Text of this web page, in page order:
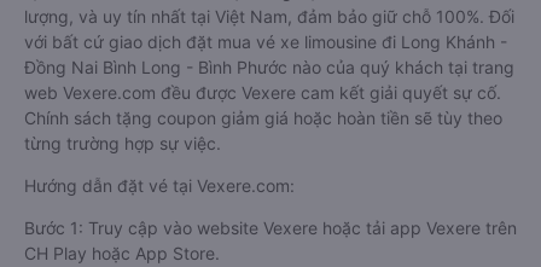
lượng, và uy tín nhất tại Việt Nam, đảm bảo giữ chỗ 100%. Đối
với bất cứ giao dịch đặt mua vé xe limousine đi Long Khánh -
Đồng Nai Bình Long - Bình Phước nào của quý khách tại trang
web Vexere.com đều được Vexere cam kết giải quyết sự cố.
Chính sách tặng coupon giảm giá hoặc hoàn tiền sẽ tùy theo
từng trường hợp sự việc.
Hướng dẫn đặt vé tại Vexere.com:
Bước 1: Truy cập vào website Vexere hoặc tải app Vexere trên
CH Play hoặc App Store.